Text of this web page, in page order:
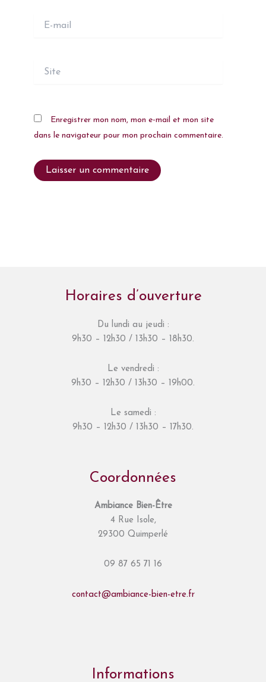
mail
Site
Enregistrer mon nom, mon e-mail et mon site
dans le navigateur pour mon prochain commentaire.
Horaires d’ouverture
Du lundi au jeudi :
9h30 – 12h30 / 13h30 – 18h30.
Le vendredi :
9h30 – 12h30 / 13h30 – 19h00.
Le samedi :
9h30 – 12h30 / 13h30 – 17h30.
Coordonnées
Ambiance Bien-Être
4 Rue Isole,
29300 Quimperlé
09 87 65 71 16
contact@ambiance-bien-etre.fr
Informations